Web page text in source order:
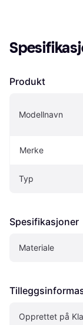
Produkt
Modellnavn
Merke
Typ
Spesifikasjoner
Materiale
Opprettet på